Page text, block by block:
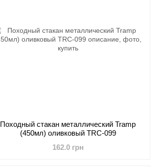
Походный стакан металлический Tramp
(450мл) оливковый TRC-099
162.0 грн